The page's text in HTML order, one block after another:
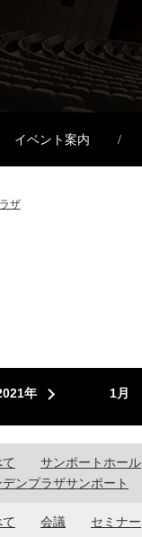
イベント案内
ザ
年 1月
サンポートホール
デンプラザサンポート
会議 セミナー